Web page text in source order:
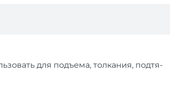
для подъема, тол­ка­ния, под­тя­